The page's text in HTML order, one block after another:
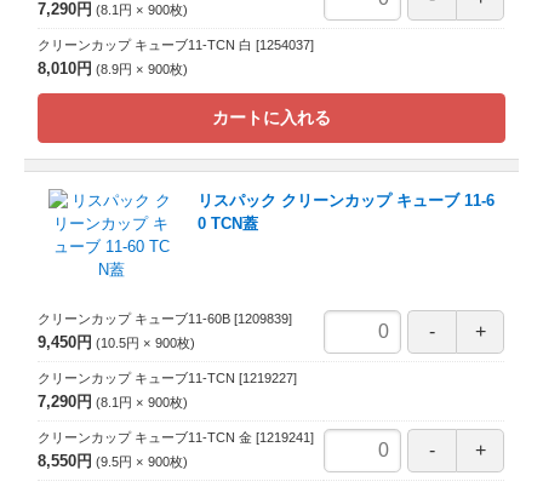
7,290円 8.1円 900枚
クリーンカップ キューブ11-TCN 白 [1254037]
8,010円 8.9円 900枚
カートに入れる
リスパック クリーンカップ キューブ 11-6
0 TCN蓋
クリーンカップ キューブ11-60B [1209839]
9,450円 10.5円 900枚
クリーンカップ キューブ11-TCN [1219227]
7,290円 8.1円 900枚
クリーンカップ キューブ11-TCN 金 [1219241]
8,550円 9.5円 900枚